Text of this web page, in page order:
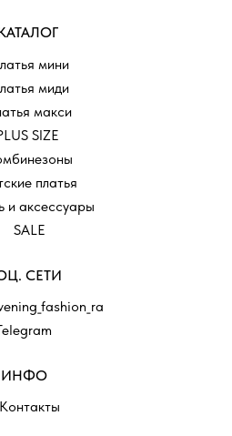
СЕТИ
Контакты
ИНФО
мини
миди
макси
SIZE
платья
и аксессуары
SALE